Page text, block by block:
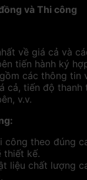
và Thi công
về giá cả và
tiến hành ký
các thông tin
cả, tiến độ thanh
v.v.
công theo đúng
thiết kế.
liệu chất lượng